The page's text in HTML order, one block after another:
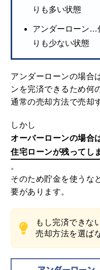
りも多い状態
アンダーローン…
りも少ない状態
アンダーローンの場合
ンを完済できるため何
通常の売却方法で売却
しかし
オーバーローンの場合
住宅ローンが残ってし
。
そのため貯金を使うな
要があります。
もし完済できな
売却方法を選ば